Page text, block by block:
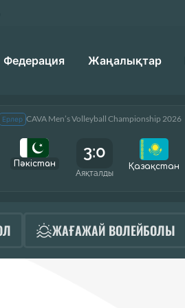
Федерация Жаңалықтар
Ерлер CAVA Men’s Volleyball Championship 2026
Пәкістан
3:0
Аяқталды
Қазақcтан
ЖАҒАЖАЙ ВОЛЕЙБОЛЫ